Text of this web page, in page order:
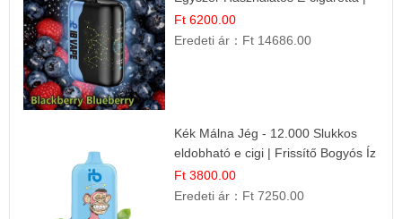
Prémium Ízélmény
Ft 6200.00
Eredeti ár： Ft 14686.00
Kék Málna Jég - 12.000 Slukkos
eldobható e cigi | Frissítő Bogyós Íz
Ft 3800.00
Eredeti ár： Ft 7250.00